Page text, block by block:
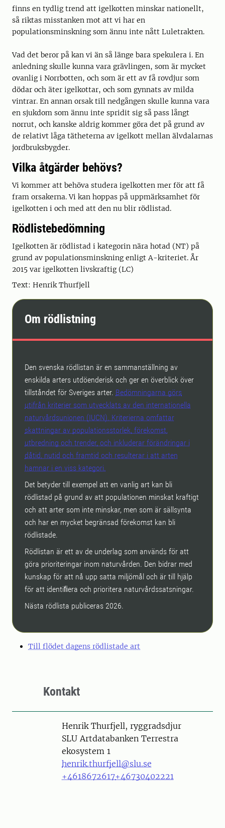
finns en tydlig trend att igelkotten minskar nationellt,
så riktas misstanken mot att vi har en
populationsminskning som ännu inte nått Luletrakten.
Vad det beror på kan vi än så länge bara spekulera i. En
anledning skulle kunna vara grävlingen, som är mycket
ovanlig i Norrbotten, och som är ett av få rovdjur som
dödar och äter igelkottar, och som gynnats av milda
vintrar. En annan orsak till nedgången skulle kunna vara
en sjukdom som ännu inte spridit sig så pass långt
norrut, och kanske aldrig kommer göra det på grund av
de relativt låga tätheterna av igelkott mellan älvdalarnas
jordbruksbygder.
Vilka åtgärder behövs?
Vi kommer att behöva studera igelkotten mer för att få
fram orsakerna. Vi kan hoppas på uppmärksamhet för
igelkotten i och med att den nu blir rödlistad.
Rödlistebedömning
Igelkotten är rödlistad i kategorin nära hotad (NT) på
grund av populationsminskning enligt A-kriteriet. År
2015 var igelkotten livskraftig (LC)
Text: Henrik Thurfjell
Om rödlistning
Den svenska rödlistan är en sammanställning av
enskilda arters utdöenderisk och ger en överblick över
tillståndet för Sveriges arter. Bedömningarna görs
utifrån kriterier som utvecklats av den internationella
naturvårdsunionen (IUCN). Kriterierna omfattar
skattningar av populationsstorlek, förekomst,
utbredning och trender, och inkluderar förändringar i
dåtid, nutid och framtid och resulterar i att arten
hamnar i en viss kategori.
Det betyder till exempel att en vanlig art kan bli
rödlistad på grund av att populationen minskat kraftigt
och att arter som inte minskar, men som är sällsynta
och har en mycket begränsad förekomst kan bli
rödlistade.
Rödlistan är ett av de underlag som används för att
göra prioriteringar inom naturvården. Den bidrar med
kunskap för att nå upp satta miljömål och är till hjälp
för att identiﬁera och prioritera naturvårdssatsningar.
Nästa rödlista publiceras 2026.
Till flödet dagens rödlistade art
Kontakt
PersonHenrik Thurfjell, ryggradsdjur
SLU Artdatabanken Terrestra
ekosystem 1
henrik.thurfjell@slu.se
+4618672617+46730402221